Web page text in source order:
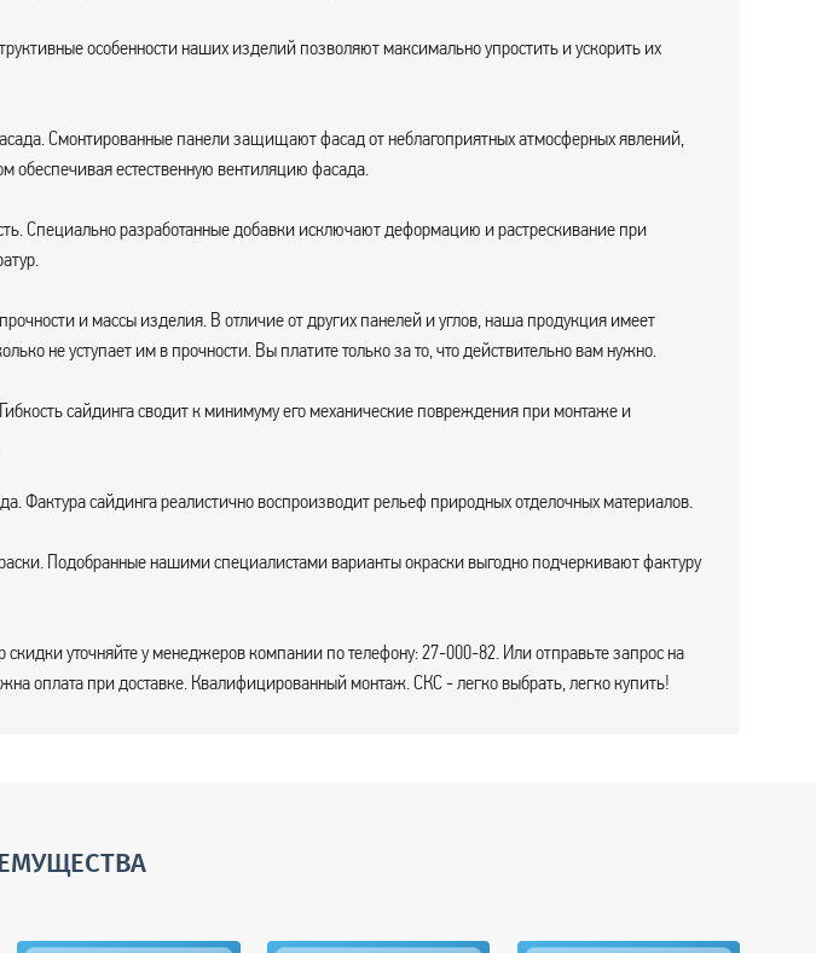
особенности наших изделий позволяют максимально упростить и ускорить их
Смонтированные панели защищают фасад от неблагоприятных атмосферных явлений,
обеспечивая естественную вентиляцию фасада.
Специально разработанные добавки исключают деформацию и растрескивание при
и массы изделия. В отличие от других панелей и углов, наша продукция имеет
не уступает им в прочности. Вы платите только за то, что действительно вам нужно.
сайдинга сводит к минимуму его механические повреждения при монтаже и
Фактура сайдинга реалистично воспроизводит рельеф природных отделочных материалов.
Подобранные нашими специалистами варианты окраски выгодно подчеркивают фактуру
уточняйте у менеджеров компании по телефону: 27-000-82. Или отправьте запрос на
оплата при доставке. Квалифицированный монтаж. СКС - легко выбрать, легко купить!